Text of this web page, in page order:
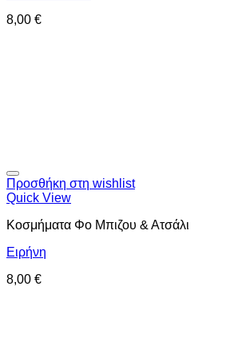
8,00 €
Προσθήκη στη wishlist
Quick View
Κοσμήματα Φο Μπιζου & Ατσάλι
Ειρήνη
8,00 €